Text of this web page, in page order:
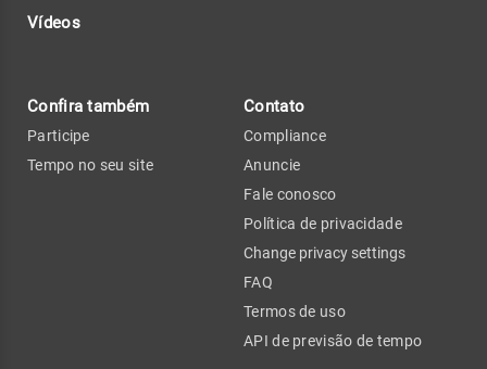
Vídeos
Confira também
Participe
Tempo no seu site
Contato
Compliance
Anuncie
Fale conosco
Política de privacidade
Change privacy settings
FAQ
Termos de uso
API de previsão de tempo